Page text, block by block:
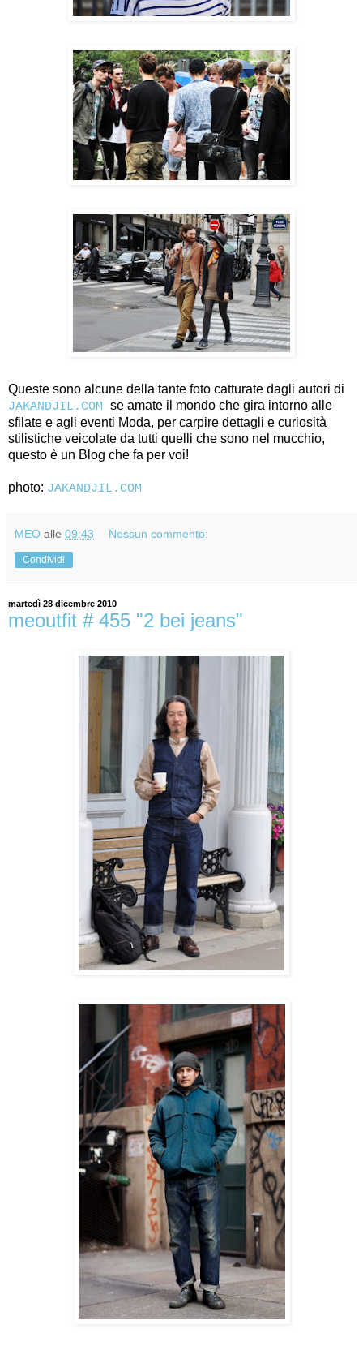
Queste sono alcune della tante foto catturate dagli autori di
JAKANDJIL.COM se amate il mondo che gira intorno alle
sfilate e agli eventi Moda, per carpire dettagli e curiosità
stilistiche veicolate da tutti quelli che sono nel mucchio,
questo è un Blog che fa per voi!
photo: JAKANDJIL.COM
MEO alle 09:43 Nessun commento:
Condividi
martedì 28 dicembre 2010
meoutfit # 455 "2 bei jeans"